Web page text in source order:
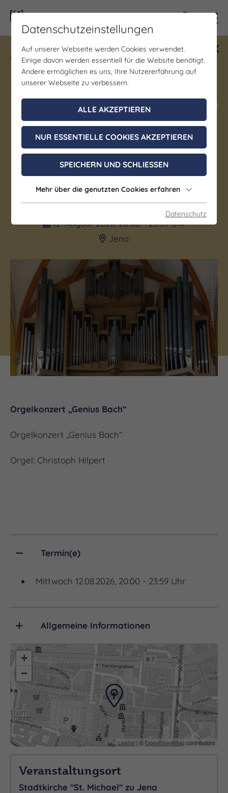
Gewinne ein Blind Date mit Saale-
Unstrut! Teilnahme vom 1.7. - 18.12.
möglich.
Jetzt mitmachen
Internationaler
Orgelsommer: Orgelkonzert
„Genius Bach“
12. August 2026, 20:00 - 23:59 Uhr
Jena
(c) Saale-Unstrut-Tourismus e.V.
Orgelkonzert „Genius Bach“
Orgelkonzert „Genius Bach“
Orgel: Christoph Hilpert
Termin(e)
Mittwoch 12.08.2026, 20:00 - 23:59 Uhr
Allgemeine Informationen
+
−
Leaflet | ©OpenStreetMapcontributors
Veranstaltungsort
Stadtkirche "St. Michael" zu Jena
Datenschutzeinstellungen
Auf unserer Webseite werden Cookies verwendet.
Einige davon werden essentiell für die Website benötigt.
Andere ermöglichen es uns, Ihre Nutzererfahrung auf
unserer Webseite zu verbessern.
ALLE AKZEPTIEREN
NUR ESSENTIELLE COOKIES AKZEPTIEREN
SPEICHERN UND SCHLIESSEN
Mehr über die genutzten Cookies erfahren
Datenschutz